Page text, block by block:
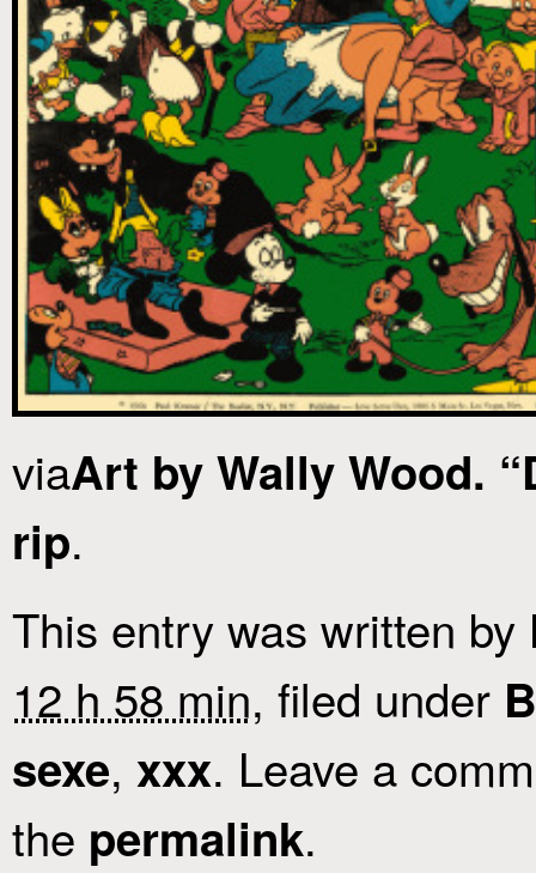
viaArt by Wally Wood.
rip.
This entry was written by
12 h 58 min, filed under
sexe, xxx. Leave a
the permalink.